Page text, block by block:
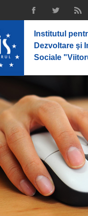
Institutul
Dezvoltare şi
Sociale